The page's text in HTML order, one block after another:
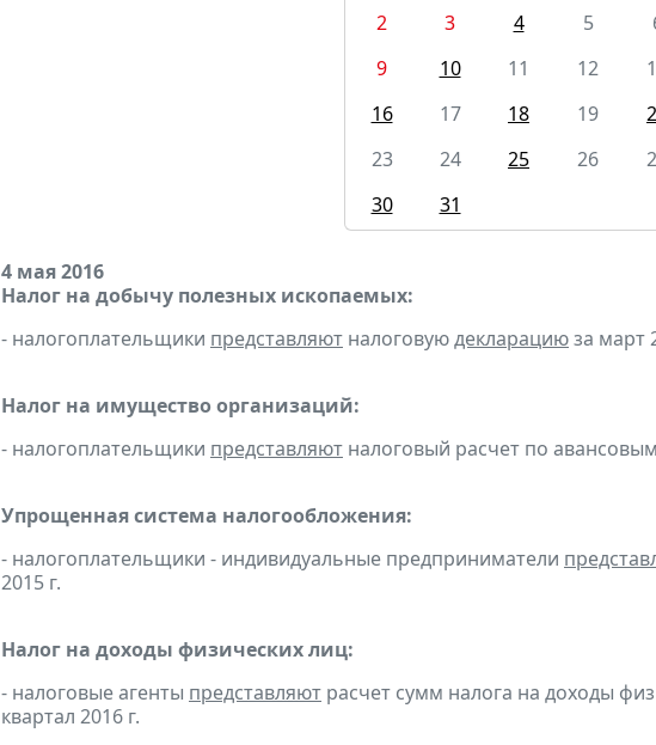
2 3 4 5
9
10 11 12
16
17 18 19
23
24 25 26
30
31
4 мая 2016
Налог на добычу полезных ископаемых:
- налогоплательщики представляют налоговуюдекларациюза март
Налог на имущество организаций:
- налогоплательщики представляют налоговый расчет по
Упрощенная система налогообложения:
- налогоплательщики - индивидуальные предприниматели
2015 г.
Налог на доходы физических лиц:
- налоговые агенты представляют расчет сумм налога на доходы
квартал 2016 г.